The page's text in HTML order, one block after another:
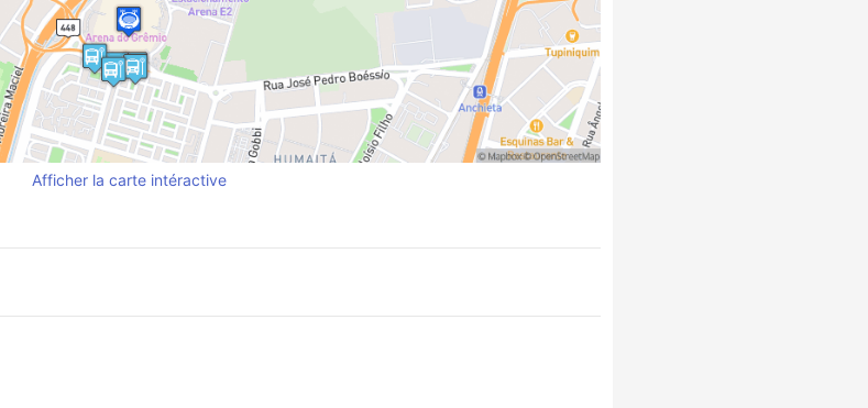
Afficher la carte intéractive